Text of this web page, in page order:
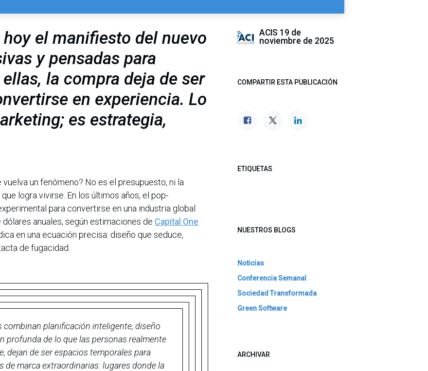
el manifiesto del nuevo
y pensadas para
la compra deja de ser
en experiencia. Lo
es estrategia,
un fenómeno? No es el presupuesto, ni la
logra vivirse. En los últimos años, el pop-
para convertirse en una industria global
anuales, según estimaciones de Capital One
en una ecuación precisa: diseño que seduce,
de fugacidad.
combinan planificación inteligente, diseño
profunda de lo que las personas realmente
dejan de ser espacios temporales para
de marca extraordinarias: lugares donde la
ACIS 19 de
noviembre de 2025
COMPARTIR ESTA PUBLICACIÓN
ETIQUETAS
NUESTROS BLOGS
Noticias
Conferencia Semanal
Sociedad Transformada
Green Software
ARCHIVAR